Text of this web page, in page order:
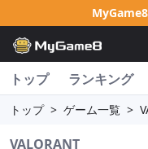
トップ ランキング
トップ > ゲーム一覧 >
VALORANT